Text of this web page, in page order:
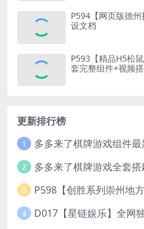
P594【网页版德
设文档
P593【精品H5松
套完整组件+视频
更新排行榜
1 多多来了棋牌游戏组件
2 多多来了棋牌游戏全套
3
4